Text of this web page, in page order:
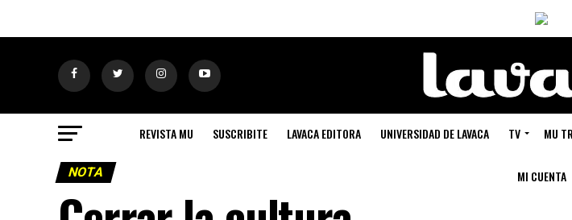
REVISTA MU SUSCRIBITE LAVACA EDITORA UNIVERSIDAD DE LAVACA TV MU
MI CUENTA
NOTA